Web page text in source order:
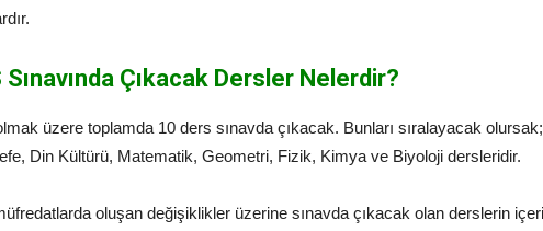
Çıkacak Dersler Nelerdir?
üzere toplamda 10 ders sınavda çıkacak. Bunları sıralayacak
Din Kültürü, Matematik, Geometri, Fizik, Kimya ve Biyoloji dersleridir.
oluşan değişiklikler üzerine sınavda çıkacak olan derslerin